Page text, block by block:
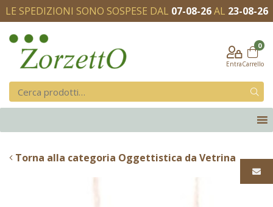
LE SPEDIZIONI SONO SOSPESE DAL 07-08-26AL 23-08-26
Entra
0
Carrello
Torna alla categoria Oggettistica da Vetrina